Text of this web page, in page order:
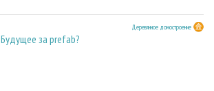
Деревянное домостроение
Будущее за prefab?